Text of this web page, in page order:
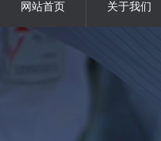
网站首页 关于我们